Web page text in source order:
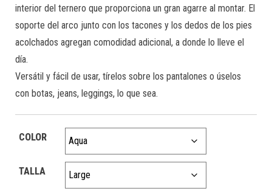
interior del ternero que proporciona un gran agarre al montar. El
soporte del arco junto con los tacones y los dedos de los pies
acolchados agregan comodidad adicional, a donde lo lleve el
día.
Versátil y fácil de usar, tírelos sobre los pantalones o úselos
con botas, jeans, leggings, lo que sea.
COLOR
TALLA